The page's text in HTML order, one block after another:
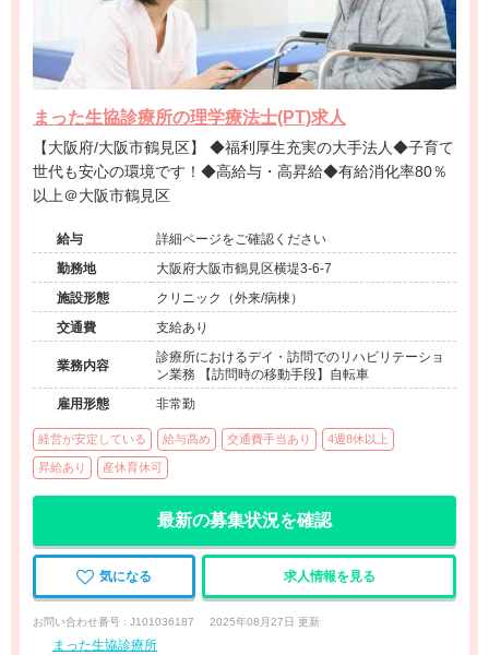
まった生協診療所の理学療法士(PT)求人
【大阪府/大阪市鶴見区】 ◆福利厚生充実の大手法人◆子育て
世代も安心の環境です！◆高給与・高昇給◆有給消化率80％
以上＠大阪市鶴見区
給与
詳細ページをご確認ください
勤務地
大阪府大阪市鶴見区横堤3-6-7
施設形態
クリニック（外来/病棟）
交通費
支給あり
業務内容
診療所におけるデイ・訪問でのリハビリテーショ
ン業務 【訪問時の移動手段】自転車
雇用形態
非常勤
経営が安定している 給与高め 交通費手当あり 4週8休以上
昇給あり 産休育休可
最新の募集状況を確認
気になる 求人情報を見る
お問い合わせ番号 : J101036187 2025年08月27日 更新
まった生協診療所